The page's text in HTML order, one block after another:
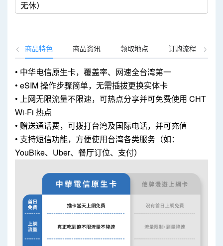
无休）
商品特色 商品资讯 领取地点 订购流程
• 中华电信原生卡，覆盖率、网速全台湾第一
• eSIM 操作步骤简单，无需插拔更换实体卡
• 上网无限流量不限速，可热点分享并可免费使用 CHT
Wi-Fi 热点
• 赠送通话费，可拨打台湾及国际电话，并可充值
• 支持短信功能，方便使用台湾各类服务（如：
YouBike、Uber、餐厅订位、支付）